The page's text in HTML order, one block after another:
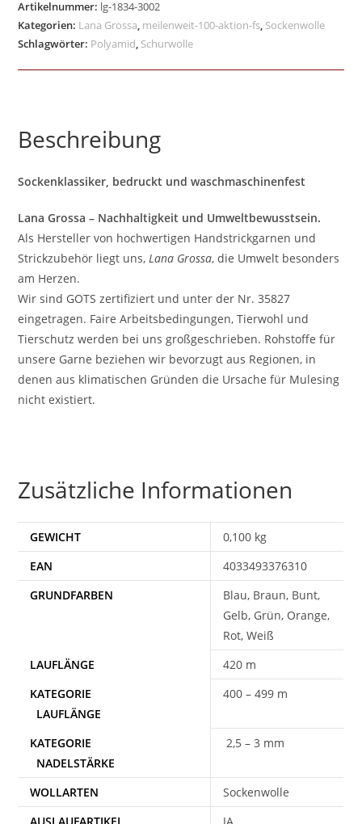
Artikelnummer: lg-1834-3002
Kategorien: Lana Grossa, meilenweit-100-aktion-fs, Sockenwolle
Schlagwörter: Polyamid, Schurwolle
Beschreibung
Sockenklassiker, bedruckt und waschmaschinenfest
Lana Grossa – Nachhaltigkeit und Umweltbewusstsein.
Als Hersteller von hochwertigen Handstrickgarnen und
Strickzubehör liegt uns,Lana Grossa, die Umwelt besonders
am Herzen.
Wir sind GOTS zertifiziert und unter der Nr. 35827
eingetragen. Faire Arbeitsbedingungen, Tierwohl und
Tierschutz werden bei uns großgeschrieben. Rohstoffe für
unsere Garne beziehen wir bevorzugt aus Regionen, in
denen aus klimatischen Gründen die Ursache für Mulesing
nicht existiert.
Zusätzliche Informationen
GEWICHT
0,100 kg
EAN
4033493376310
Blau, Braun, Bunt,
Gelb, Grün, Orange,
Rot, Weiß
420 m
400 – 499 m
2,5 – 3 mm
WOLLARTEN
Sockenwolle